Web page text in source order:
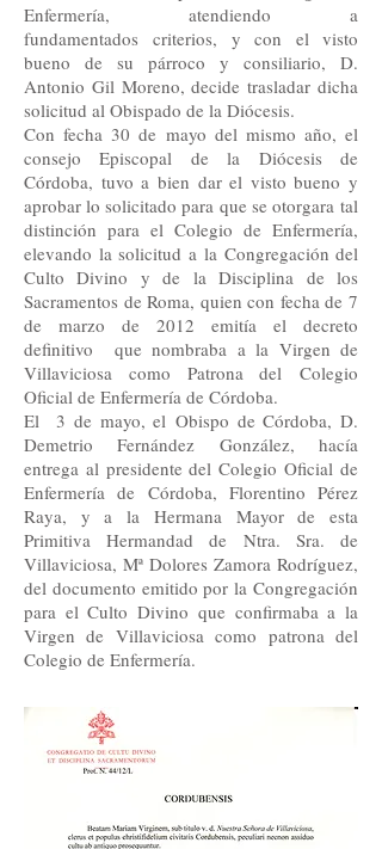
Enfermería, atendiendo a
fundamentados criterios, y con el visto
bueno de su párroco y consiliario, D.
Antonio Gil Moreno, decide trasladar dicha
solicitud al Obispado de la Diócesis.
Con fecha 30 de mayo del mismo año, el
consejo Episcopal de la Diócesis de
Córdoba, tuvo a bien dar el visto bueno y
aprobar lo solicitado para que se otorgara tal
distinción para el Colegio de Enfermería,
elevando la solicitud a la Congregación del
Culto Divino y de la Disciplina de los
Sacramentos de Roma, quien con fecha de 7
de marzo de 2012 emitía el decreto
definitivo que nombraba a la Virgen de
Villaviciosa como Patrona del Colegio
Oficial de Enfermería de Córdoba.
El 3 de mayo, el Obispo de Córdoba, D.
Demetrio Fernández González, hacía
entrega al presidente del Colegio Oficial de
Enfermería de Córdoba, Florentino Pérez
Raya, y a la Hermana Mayor de esta
Primitiva Hermandad de Ntra. Sra. de
Villaviciosa, Mª Dolores Zamora Rodríguez,
del documento emitido por la Congregación
para el Culto Divino que confirmaba a la
Virgen de Villaviciosa como patrona del
Colegio de Enfermería.